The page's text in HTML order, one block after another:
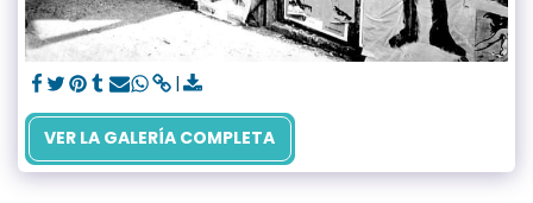
VER LA GALERÍA COMPLETA